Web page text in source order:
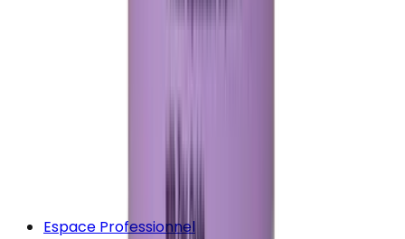
Espace Professionnel